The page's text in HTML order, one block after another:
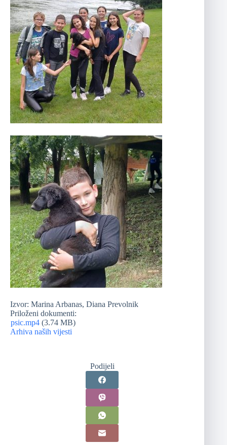
Izvor: Marina Arbanas, Diana Prevolnik
Priloženi dokumenti:
psic.mp4(3.74 MB)
Arhiva naših vijesti
Podijeli